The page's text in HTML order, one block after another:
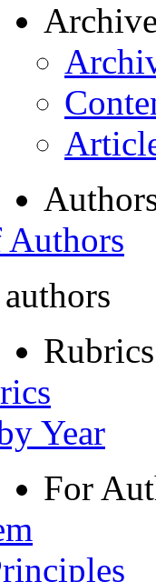
Archive
Rubrics
Year
For